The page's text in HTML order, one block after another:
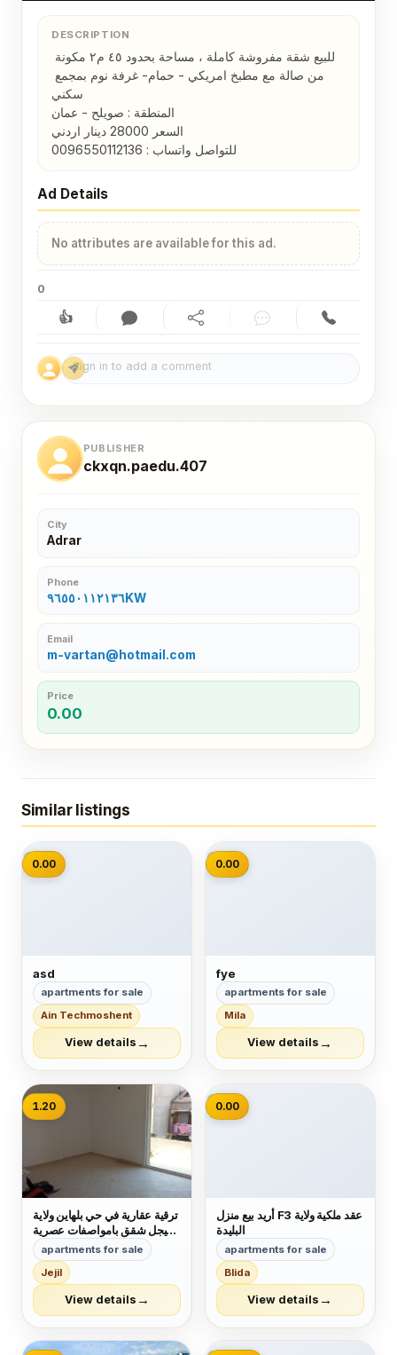
DESCRIPTION
سكني
المنطقة : صويلح - عمان
السعر 28000 دينار اردني
للتواصل واتساب : 0096550112136
Ad Details
No attributes are available for this ad.
0
👍
Like (0) Comment (0)Share Chat Contact
PUBLISHER
ckxqn.paedu.407
City
Adrar
Phone
٩٦٥٥٠١١٢١٣٦KW
Email
m-vartan@hotmail.com
Price
0.00
Similar listings
📷
0.00
asd
apartments for sale
Ain Techmoshent
View details →
📷
0.00
fye
apartments for sale
Mila
View details →
1.20
ترقية عقارية في حي بلهاين ولاية
جيجل شقق بامواصفات عصرية
في حي راقي جدا فيني دال دو
صول فايونس شوفاج سونطرال
كويزين ايكيبي مصعد كهربائي
b13 الاوراق عقد فردي موثق
ودفتر عقاري السعر f3مليار
و200 مليون ب...
apartments for sale
Jejil
View details →
📷
0.00
أريد بيع منزل F3 عقد ملكية ولاية
البليدة
apartments for sale
Blida
View details →